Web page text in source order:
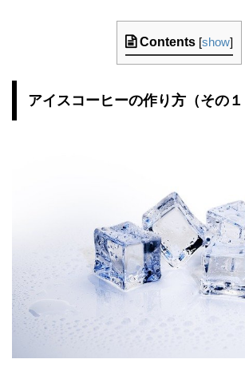
Contents [show]
アイスコーヒーの作り方（その１